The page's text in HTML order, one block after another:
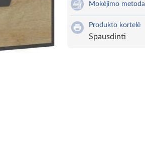
Mokėjimo
Produkto kortelė
Spausdinti